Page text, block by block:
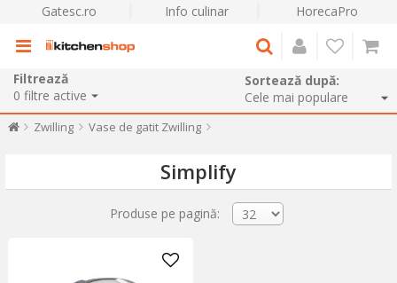
Gatesc.ro Info culinar HorecaPro
Filtrează
0 filtre active
Sortează după:
Zwilling Vase de gatit Zwilling
Simplify
Produse pe pagină: